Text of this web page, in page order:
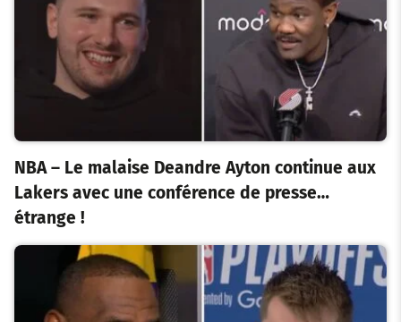
NBA – Le malaise Deandre Ayton continue aux
Lakers avec une conférence de presse…
étrange !